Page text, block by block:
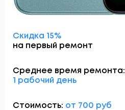
Скидка 15%
на первый ремонт
Среднее время ремонта:
1 рабочий день
Стоимость: от 700 руб